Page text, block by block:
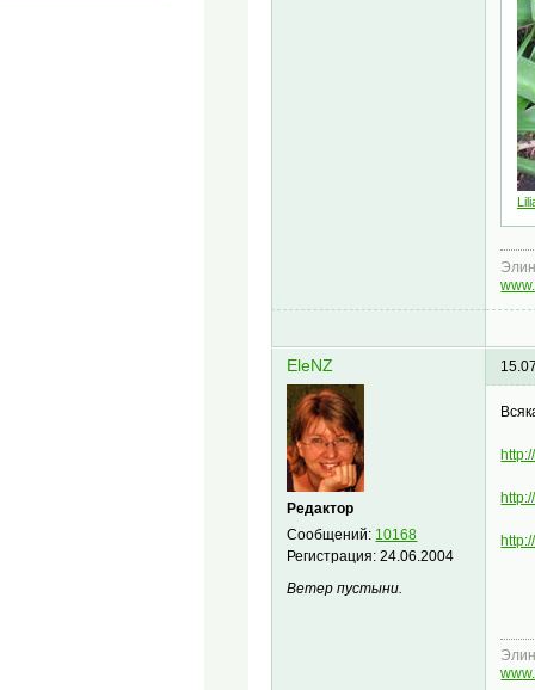
EleNZ
Редактор
Сообщений: 10168
Регистрация:24.06.2004
Ветер пустыни.